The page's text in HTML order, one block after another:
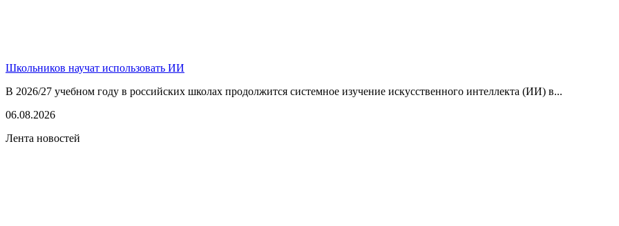
Школьников научат использовать ИИ
В 2026/27 учебном году в российских школах продолжится системное изучение искусственного интеллекта (ИИ) в...
06.08.2026
Лента новостей